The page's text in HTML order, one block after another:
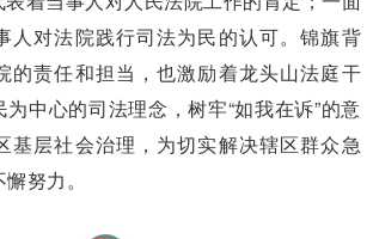
人对法院践行司法为民的认可。锦旗背
的责任和担当，也激励着龙头山法庭干
中心的司法理念，树牢“如我在诉”的意
基层社会治理，为切实解决辖区群众急
努力。